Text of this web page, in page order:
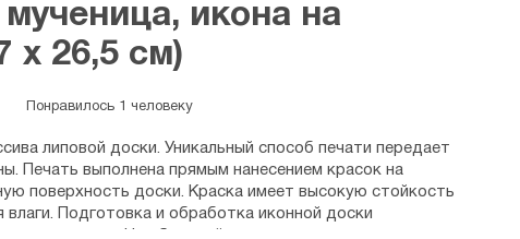
мученица, икона на
х 26,5 см)
Понравилось 1 человеку
липовой доски. Уникальный способ печати передает
Печать выполнена прямым нанесением красок на
поверхность доски. Краска имеет высокую стойкость
Подготовка и обработка иконной доски